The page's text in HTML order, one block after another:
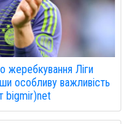
Ліги
особливу важливість
bigmir)net